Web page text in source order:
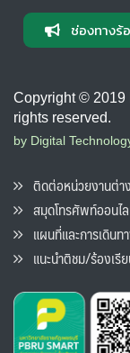
ช่องทางร้
Copyright © 2019
rights reserved.
by Digital
ติดต่อหน่วยงานต่า
สมุดโทรศัพท์ออนไ
แผนที่และการเดินท
แนะนำติชม/ร้องเรี